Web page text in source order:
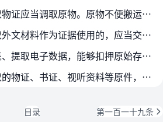
第一百二十一条 调取物证应当调取原物。原物不便搬运、保存，或者依法应当返还，或者因保密工作需要不能调取原物的，可以将原物封存，并拍照、录像。对原物拍照或者录像时，应当足以反映原…
第一百二十二条 调取外文材料作为证据使用的，应当交由具有资质的机构和人员出具中文译本。中文译本应当加盖翻译机构公章。
第一百二十三条 收集、提取电子数据，能够扣押原始存储介质的，应当予以扣押、封存并在笔录中记录封存状态。无法扣押原始存储介质的，可以提取电子数据，但应当在笔录中记明不能扣押的原因…
第一百二十四条 调取的物证、书证、视听资料等原件，经查明与案件无关的，经审批，应当在查明后三日以内退还，并办理交接手续。
目录 第一百一十九条